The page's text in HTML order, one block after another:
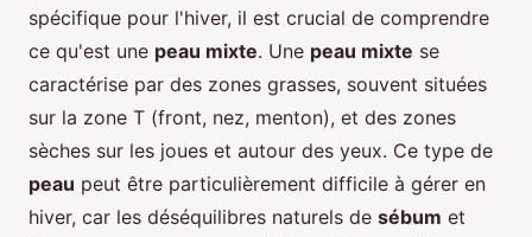
spécifique pour l'hiver, il est crucial de comprendre
ce qu'est une peau mixte. Une peau mixte se
caractérise par des zones grasses, souvent situées
sur la zone T (front, nez, menton), et des zones
sèches sur les joues et autour des yeux. Ce type de
peau peut être particulièrement difficile à gérer en
hiver, car les déséquilibres naturels de sébum et